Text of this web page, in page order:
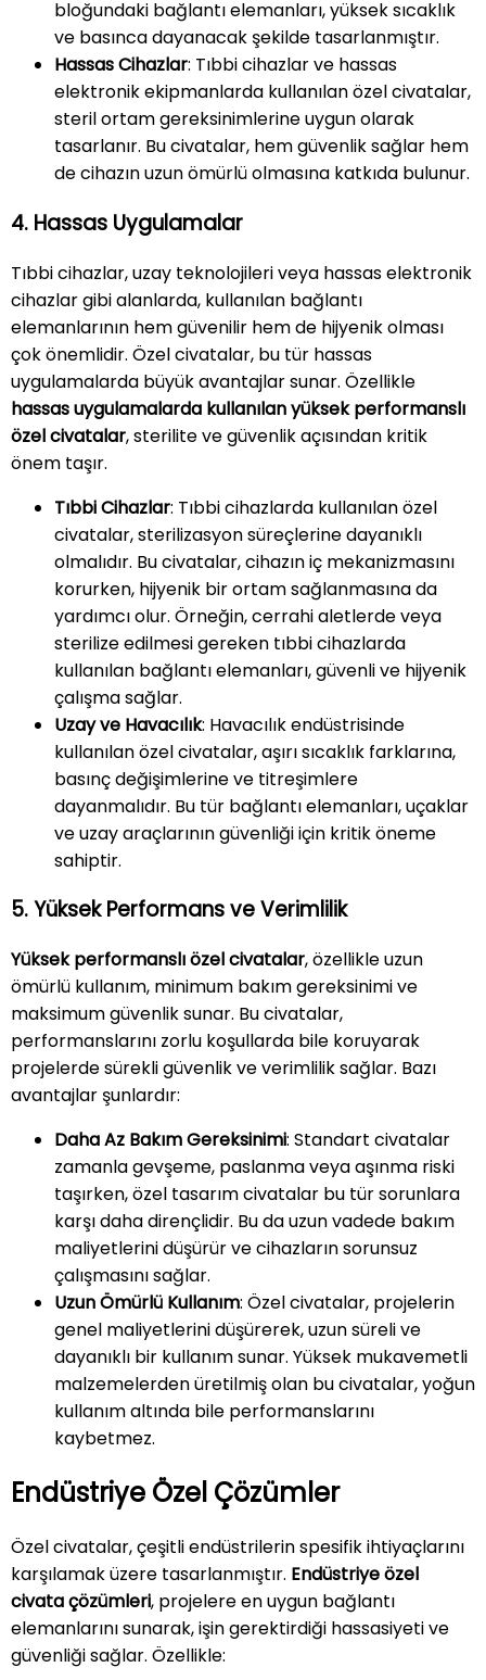
bloğundaki bağlantı elemanları, yüksek sıcaklık
ve basınca dayanacak şekilde tasarlanmıştır.
Hassas Cihazlar: Tıbbi cihazlar ve hassas
elektronik ekipmanlarda kullanılan özel civatalar,
steril ortam gereksinimlerine uygun olarak
tasarlanır. Bu civatalar, hem güvenlik sağlar hem
de cihazın uzun ömürlü olmasına katkıda bulunur.
4. Hassas Uygulamalar
Tıbbi cihazlar, uzay teknolojileri veya hassas elektronik
cihazlar gibi alanlarda, kullanılan bağlantı
elemanlarının hem güvenilir hem de hijyenik olması
çok önemlidir. Özel civatalar, bu tür hassas
uygulamalarda büyük avantajlar sunar. Özellikle
hassas uygulamalarda kullanılan yüksek performanslı
özel civatalar, sterilite ve güvenlik açısından kritik
önem taşır.
Tıbbi Cihazlar: Tıbbi cihazlarda kullanılan özel
civatalar, sterilizasyon süreçlerine dayanıklı
olmalıdır. Bu civatalar, cihazın iç mekanizmasını
korurken, hijyenik bir ortam sağlanmasına da
yardımcı olur. Örneğin, cerrahi aletlerde veya
sterilize edilmesi gereken tıbbi cihazlarda
kullanılan bağlantı elemanları, güvenli ve hijyenik
çalışma sağlar.
Uzay ve Havacılık: Havacılık endüstrisinde
kullanılan özel civatalar, aşırı sıcaklık farklarına,
basınç değişimlerine ve titreşimlere
dayanmalıdır. Bu tür bağlantı elemanları, uçaklar
ve uzay araçlarının güvenliği için kritik öneme
sahiptir.
5. Yüksek Performans ve Verimlilik
Yüksek performanslı özel civatalar, özellikle uzun
ömürlü kullanım, minimum bakım gereksinimi ve
maksimum güvenlik sunar. Bu civatalar,
performanslarını zorlu koşullarda bile koruyarak
projelerde sürekli güvenlik ve verimlilik sağlar. Bazı
avantajlar şunlardır:
Daha Az Bakım Gereksinimi: Standart civatalar
zamanla gevşeme, paslanma veya aşınma riski
taşırken, özel tasarım civatalar bu tür sorunlara
karşı daha dirençlidir. Bu da uzun vadede bakım
maliyetlerini düşürür ve cihazların sorunsuz
çalışmasını sağlar.
Uzun Ömürlü Kullanım: Özel civatalar, projelerin
genel maliyetlerini düşürerek, uzun süreli ve
dayanıklı bir kullanım sunar. Yüksek mukavemetli
malzemelerden üretilmiş olan bu civatalar, yoğun
kullanım altında bile performanslarını
kaybetmez.
Endüstriye Özel Çözümler
Özel civatalar, çeşitli endüstrilerin spesifik ihtiyaçlarını
karşılamak üzere tasarlanmıştır. Endüstriye özel
civata çözümleri, projelere en uygun bağlantı
elemanlarını sunarak, işin gerektirdiği hassasiyeti ve
güvenliği sağlar. Özellikle: